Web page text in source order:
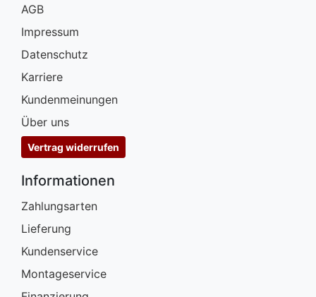
AGB
Impressum
Datenschutz
Karriere
Kundenmeinungen
Über uns
Vertrag widerrufen
Informationen
Zahlungsarten
Lieferung
Kundenservice
Montageservice